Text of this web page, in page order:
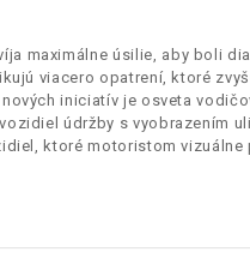
maximálne úsilie, aby boli
viacero opatrení, ktoré
iniciatív je osveta
údržby s vyobrazením
ktoré motoristom vizuálne